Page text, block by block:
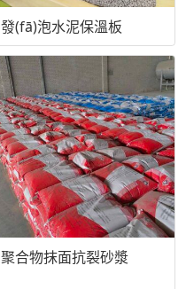
發(fā)泡水泥保溫板
聚合物抹面抗裂砂漿